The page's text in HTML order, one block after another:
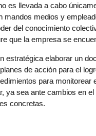
es llevada a cabo
mandos medios y
del conocimiento
que la empresa se
estratégica elaborar un
de acción para el
para
ya sea ante cambios en
concretas.